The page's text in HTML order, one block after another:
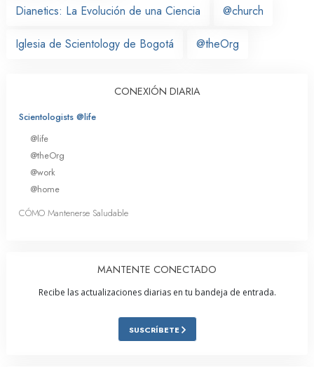
Dianetics: La Evolución de una Ciencia @church
Iglesia de Scientology de Bogotá @theOrg
CONEXIÓN DIARIA
Scientologists @life
@life
@theOrg
@work
@home
CÓMO Mantenerse Saludable
MANTENTE CONECTADO
Recibe las actualizaciones diarias en tu bandeja de entrada.
SUSCRÍBETE